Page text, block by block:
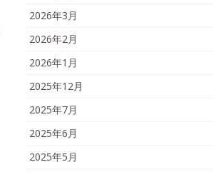
2026年3月
2026年2月
2026年1月
2025年12月
2025年7月
2025年6月
2025年5月